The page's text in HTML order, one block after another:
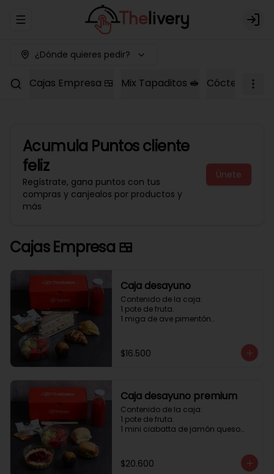
Abrir menu de navegación Login
¿Dónde quieres pedir?
Cajas Empresa 🍱 Mix Tapaditos 🥪 Cóctel Dulce
Acumula Puntos cliente
feliz
Regístrate, gana puntos con tus
compras y canjealos por productos y
más
Únete
Cajas Empresa 🍱
Caja desayuno
Contenido de la caja:
1 pote de fruta.
1 miga de ave pimentón
1 mini muffin
1 sobre de té y café
$16.500
Caja desayuno premium
Contenido de la caja:
1 pote de fruta.
1 mini ciabatta de jamón queso
1 mini muffin
1 cheesecake
$20.600